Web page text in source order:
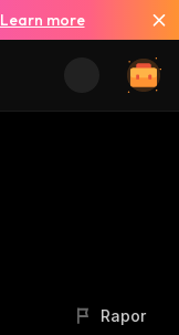
Learn more
Rapor